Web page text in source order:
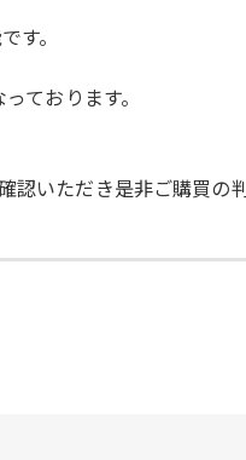
す。
ております。
いただき是非ご購買の